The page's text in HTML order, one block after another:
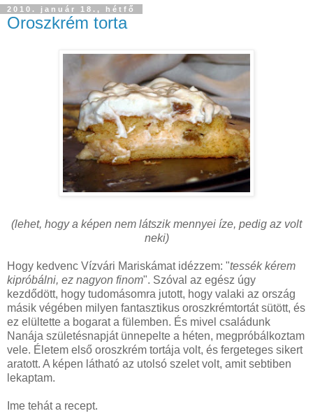
2010. január 18., hétfő
Oroszkrém torta
(lehet, hogy a képen nem látszik mennyei íze, pedig az volt
neki)
Hogy kedvenc Vízvári Mariskámat idézzem: "tessék kérem
kipróbálni, ez nagyon finom". Szóval az egész úgy
kezdődött, hogy tudomásomra jutott, hogy valaki az ország
másik végében milyen fantasztikus oroszkrémtortát sütött, és
ez elültette a bogarat a fülemben. És mivel családunk
Nanája születésnapját ünnepelte a héten, megpróbálkoztam
vele. Életem első oroszkrém tortája volt, és fergeteges sikert
aratott. A képen látható az utolsó szelet volt, amit sebtiben
lekaptam.
Ime tehát a recept.